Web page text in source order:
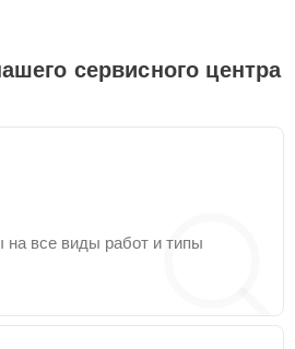
сервисного центра
на все виды работ и типы